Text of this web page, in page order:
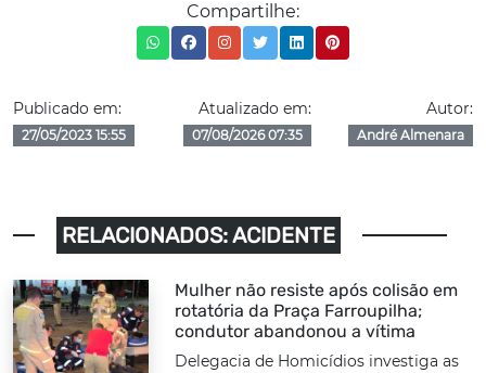
Compartilhe:
Publicado em:
27/05/2023 15:55
Atualizado em:
07/08/2026 07:35
Autor:
André Almenara
RELACIONADOS: ACIDENTE
Mulher não resiste após colisão em
rotatória da Praça Farroupilha;
condutor abandonou a vítima
Delegacia de Homicídios investiga as